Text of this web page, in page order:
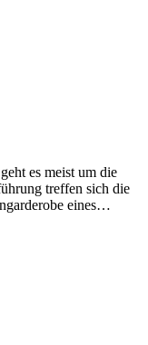
es meist um die
treffen sich die
eines…